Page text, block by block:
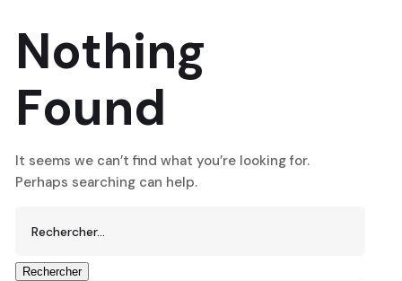
Nothing
Found
It seems we can’t find what you’re looking for.
Perhaps searching can help.